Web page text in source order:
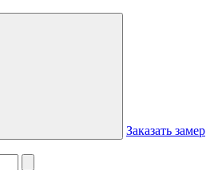
Заказать замер